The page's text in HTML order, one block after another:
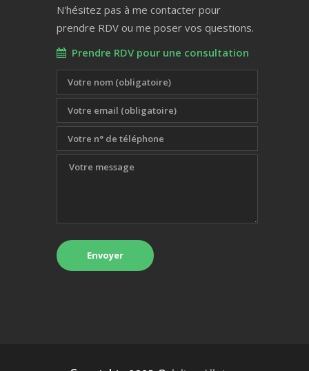
N'hésitez pas à me contacter pour
prendre RDV ou me poser vos questions.
Prendre RDV pour une consultation